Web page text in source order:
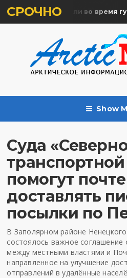
СРОЧНО
жертв почтили во время
Show
Суда
помогут почте
доставлять
посылки по
В Заполярном районе
состоялось важное соглашение
между местными властями и
направленное на улучшение
отправлений в удалённые